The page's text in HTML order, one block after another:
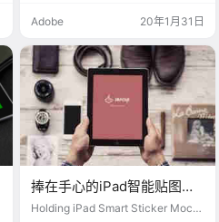
Adobe 20年1月31日
捧在手心的iPad智能贴图样
机素材
Holding iPad Smart Sticker Mock